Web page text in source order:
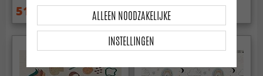
51.99 € 102.99 € 69.99 €
INSTELLINGEN
ALLEEN NOODZAKELIJKE